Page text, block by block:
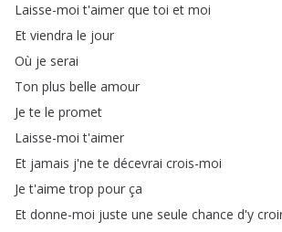
Laisse-moi t'aimer que toi et moi
Et viendra le jour
Où je serai
Ton plus belle amour
Je te le promet
Laisse-moi t'aimer
Et jamais j'ne te décevrai crois-moi
Je t'aime trop pour ça
Et donne-moi juste une seule chance d'y